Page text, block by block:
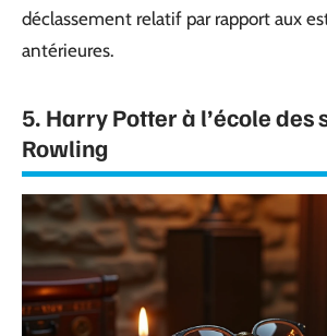
déclassement relatif par rapport aux
antérieures.
5. Harry Potter à l’école des
Rowling